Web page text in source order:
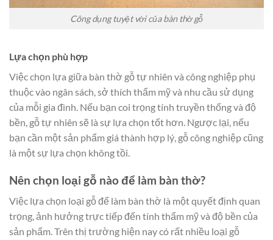
Công dụng tuyệt vời của bàn thờ gỗ
Lựa chọn phù hợp
Việc chọn lựa giữa bàn thờ gỗ tự nhiên và công nghiệp phụ
thuộc vào ngân sách, sở thích thẩm mỹ và nhu cầu sử dụng
của mỗi gia đình. Nếu bạn coi trọng tính truyền thống và độ
bền, gỗ tự nhiên sẽ là sự lựa chọn tốt hơn. Ngược lại, nếu
bạn cần một sản phẩm giá thành hợp lý, gỗ công nghiệp cũng
là một sự lựa chọn không tồi.
Nên chọn loại gỗ nào để làm bàn thờ?
Việc lựa chọn loại gỗ để làm bàn thờ là một quyết định quan
trọng, ảnh hưởng trực tiếp đến tính thẩm mỹ và độ bền của
sản phẩm. Trên thị trường hiện nay có rất nhiều loại gỗ